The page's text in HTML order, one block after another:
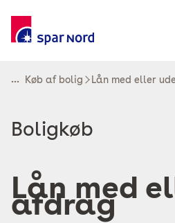
... Køb af bolig Lån med eller
Læs
mere
Boligkøb
Lån med
afdrag